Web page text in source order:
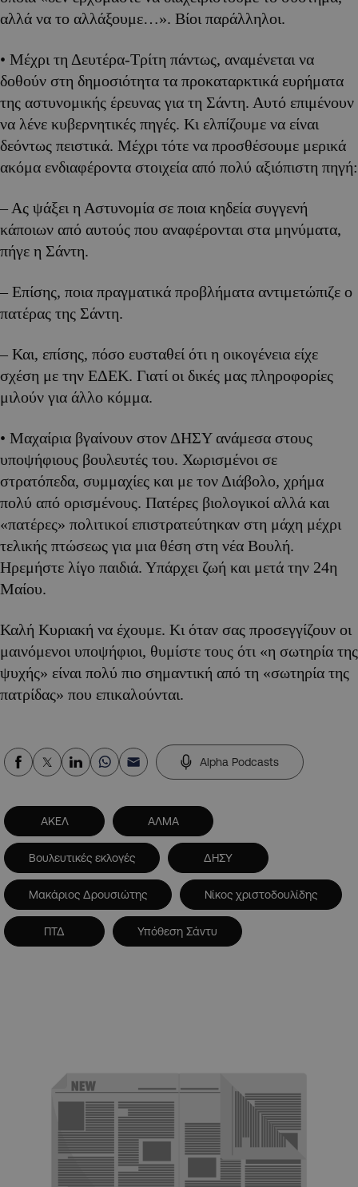
αλλά να το αλλάξουμε…». Βίοι παράλληλοι.
• Μέχρι τη Δευτέρα-Τρίτη πάντως, αναμένεται να
δοθούν στη δημοσιότητα τα προκαταρκτικά ευρήματα
της αστυνομικής έρευνας για τη Σάντη. Αυτό επιμένουν
να λένε κυβερνητικές πηγές. Κι ελπίζουμε να είναι
δεόντως πειστικά. Μέχρι τότε να προσθέσουμε μερικά
ακόμα ενδιαφέροντα στοιχεία από πολύ αξιόπιστη πηγή:
– Ας ψάξει η Αστυνομία σε ποια κηδεία συγγενή
κάποιων από αυτούς που αναφέρονται στα μηνύματα,
πήγε η Σάντη.
– Επίσης, ποια πραγματικά προβλήματα αντιμετώπιζε ο
πατέρας της Σάντη.
– Και, επίσης, πόσο ευσταθεί ότι η οικογένεια είχε
σχέση με την ΕΔΕΚ. Γιατί οι δικές μας πληροφορίες
μιλούν για άλλο κόμμα.
• Μαχαίρια βγαίνουν στον ΔΗΣΥ ανάμεσα στους
υποψήφιους βουλευτές του. Χωρισμένοι σε
στρατόπεδα, συμμαχίες και με τον Διάβολο, χρήμα
πολύ από ορισμένους. Πατέρες βιολογικοί αλλά και
«πατέρες» πολιτικοί επιστρατεύτηκαν στη μάχη μέχρι
τελικής πτώσεως για μια θέση στη νέα Βουλή.
Ηρεμήστε λίγο παιδιά. Υπάρχει ζωή και μετά την 24η
Μαίου.
Καλή Κυριακή να έχουμε. Κι όταν σας προσεγγίζουν οι
μαινόμενοι υποψήφιοι, θυμίστε τους ότι «η σωτηρία της
ψυχής» είναι πολύ πιο σημαντική από τη «σωτηρία της
πατρίδας» που επικαλούνται.
Alpha Podcasts
ΑΚΕΛ ΑΛΜΑ
Βουλευτικές εκλογές ΔΗΣΥ
Μακάριος Δρουσιώτης Νίκος χριστοδουλίδης
ΠΤΔ Υπόθεση Σάντυ